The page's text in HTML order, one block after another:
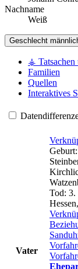
Nachname
Weiß
Geschlecht
⚶ Tatsachen
Familien
Quellen
Interaktives
Vater
Geburt:
Tod: 3.